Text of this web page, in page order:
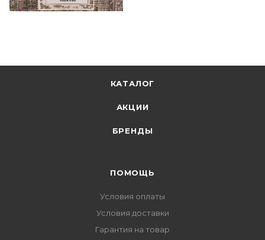
КАТАЛОГ
АКЦИИ
БРЕНДЫ
ПОМОЩЬ
Условия оплаты
Условия доставки
Гарантия на товар